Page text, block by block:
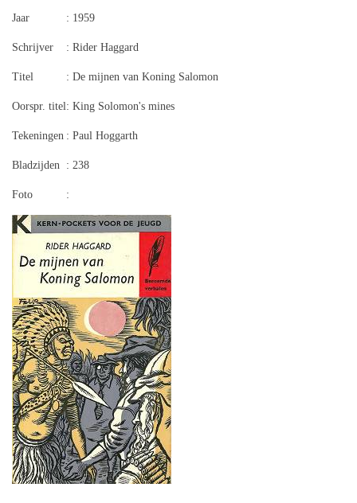
Jaar : 1959
Schrijver : Rider Haggard
Titel : De mijnen van Koning Salomon
Oorspr. titel: King Solomon's mines
Tekeningen : Paul Hoggarth
Bladzijden : 238
Foto :